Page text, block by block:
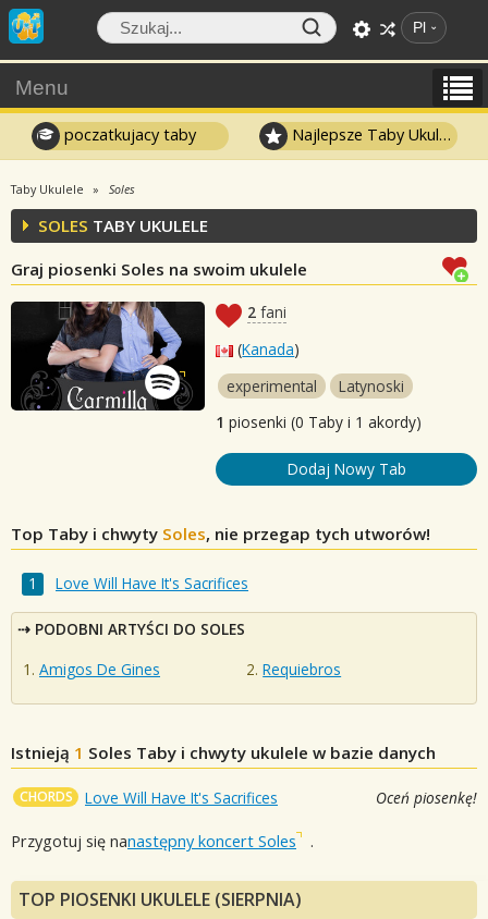
Pl
Menu
poczatkujacy taby Najlepsze Taby Ukulele
Taby Ukulele Soles
SOLES TABY UKULELE
Graj piosenki Soles na swoim ukulele
2 fani
(Kanada)
experimental
Latynoski
1 piosenki (0 Taby i 1 akordy)
Dodaj Nowy Tab
Top Taby i chwyty Soles, nie przegap tych utworów!
Love Will Have It's Sacrifices
PODOBNI ARTYŚCI DO SOLES
Amigos De Gines
Requiebros
Istnieją 1 Soles Taby i chwyty ukulele w bazie danych
CHORDS Love Will Have It's Sacrifices Oceń piosenkę!
Przygotuj się nanastępny koncert Soles .
TOP PIOSENKI UKULELE (SIERPNIA)